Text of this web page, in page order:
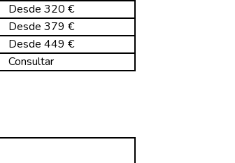
Desde 320 €
Desde 379 €
Desde 449 €
Consultar